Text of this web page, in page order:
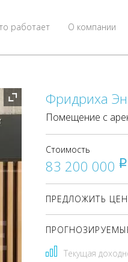
О компании
работает
Фридриха
Помещение с
Стоимость
83 200 000
ПРЕДЛОЖИТЬ
Текущая